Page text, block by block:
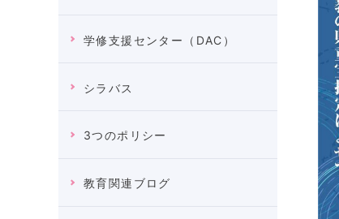
学修支援センター（DAC）
シラバス
3つのポリシー
教育関連ブログ